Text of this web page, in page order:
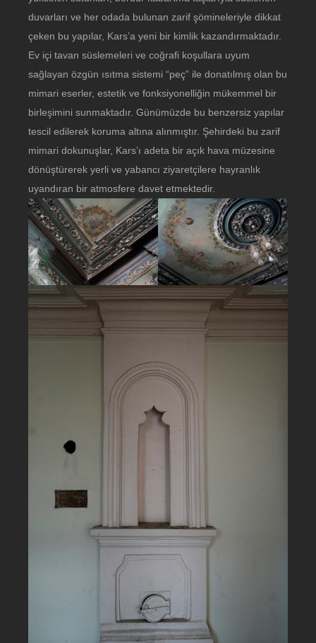
duvarları ve her odada bulunan zarif şömineleriyle dikkat
çeken bu yapılar, Kars’a yeni bir kimlik kazandırmaktadır.
Ev içi tavan süslemeleri ve coğrafi koşullara uyum
sağlayan özgün ısıtma sistemi “peç” ile donatılmış olan bu
mimari eserler, estetik ve fonksiyonelliğin mükemmel bir
birleşimini sunmaktadır. Günümüzde bu benzersiz yapılar
tescil edilerek koruma altına alınmıştır. Şehirdeki bu zarif
mimari dokunuşlar, Kars’ı adeta bir açık hava müzesine
dönüştürerek yerli ve yabancı ziyaretçilere hayranlık
uyandıran bir atmosfere davet etmektedir.